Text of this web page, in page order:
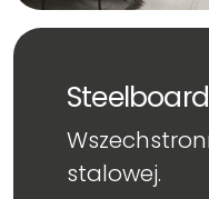
stalowej.